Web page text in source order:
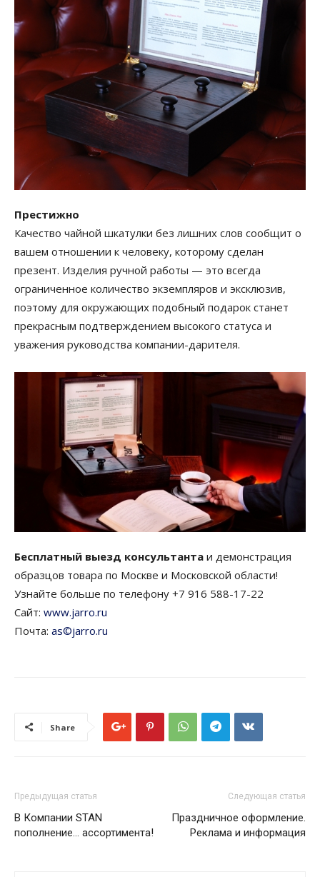
Престижно
Качество чайной шкатулки без лишних слов сообщит о
вашем отношении к человеку, которому сделан
презент. Изделия ручной работы — это всегда
ограниченное количество экземпляров и эксклюзив,
поэтому для окружающих подобный подарок станет
прекрасным подтверждением высокого статуса и
уважения руководства компании-дарителя.
Бесплатный выезд консультанта и демонстрация
образцов товара по Москве и Московской области!
Узнайте больше по телефону +7 916 588-17-22
Сайт: www.jarro.ru
Почта: as©jarro.ru
Share
Предыдущая статья
В Компании STAN
пополнение… ассортимента!
Следующая статья
Праздничное оформление.
Реклама и информация